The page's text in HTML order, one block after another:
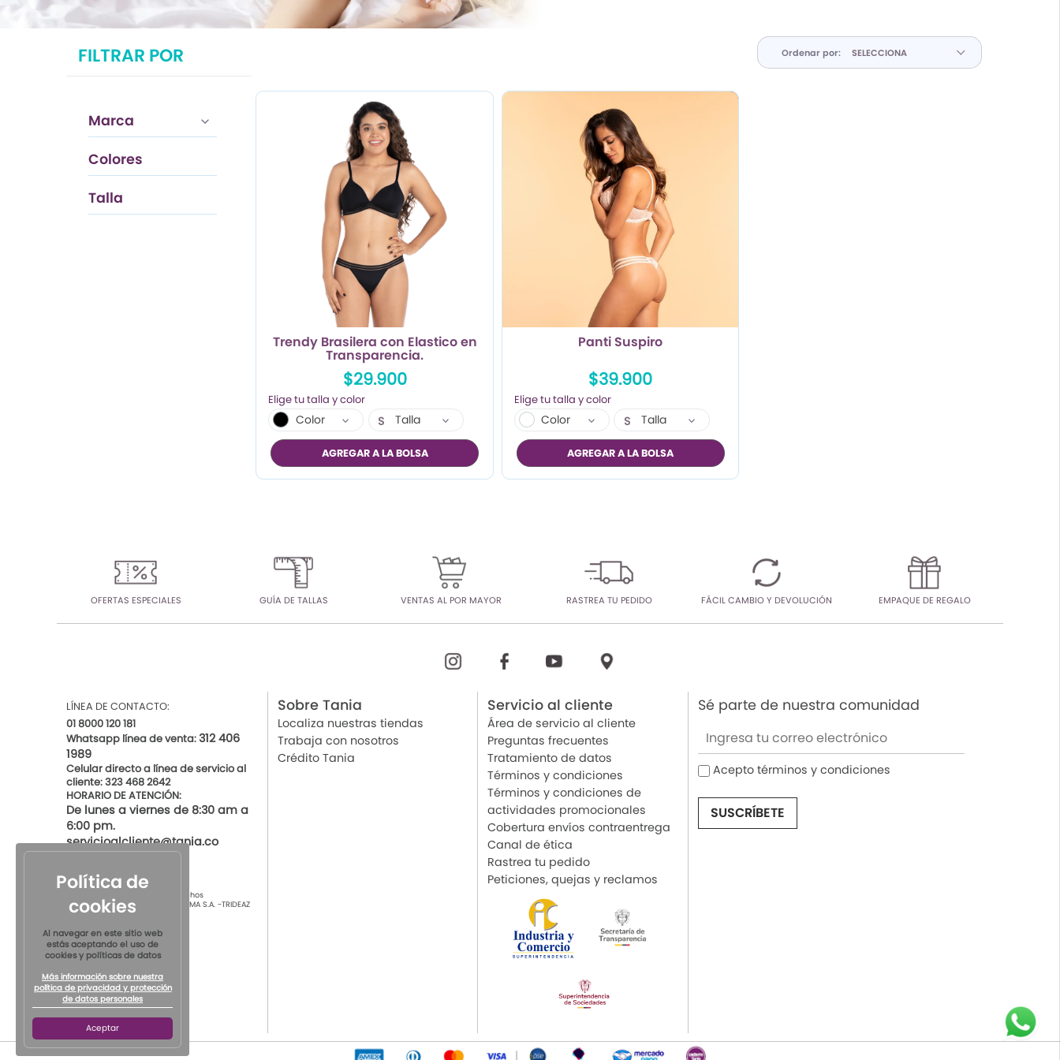
TRENDY PROMO
FILTRAR POR Ordenar por:
Marca
Colores
Rojo Oscuro
Talla
Trendy Brasilera con Elastico en
Transparencia.
$29.900
Color
S
M
L
Talla
AGREGAR A LA BOLSA
Panti Suspiro
$39.900
Color
S
M
L
Talla
AGREGAR A LA BOLSA
OFERTAS ESPECIALES GUÍA DE TALLAS VENTAS AL POR MAYOR RASTREA TU PEDIDO FÁCIL CAMBIO Y DEVOLUCIÓN EMPAQUE DE REGALO
LÍNEA DE CONTACTO:
01 8000 120 181
Whatsapp línea de venta:312 406
1989
Celular directo a línea de servicio al
cliente: 323 468 2642
HORARIO DE ATENCIÓN:
De lunes a viernes de 8:30 am a
6:00 pm.
servicioalcliente@tania.co
© 2021 por Tania Todos los derechos
ReservadosTIENDAS DE ROPA INTIMA S.A. -TRIDEAZ
S.A. Nit 890.901.218-4
Sobre Tania
Localiza nuestras tiendas
Trabaja con nosotros
Crédito Tania
Servicio al cliente
Área de servicio al cliente
Preguntas frecuentes
Tratamiento de datos
Términos y condiciones
Términos y condiciones de
actividades promocionales
Cobertura envíos contraentrega
Canal de ética
Rastrea tu pedido
Peticiones, quejas y reclamos
Sé parte de nuestra comunidad
Acepto términos y condiciones
Política de
cookies
Al navegar en este sitio web
estás aceptando el uso de
cookies y políticas de datos
Más información sobre nuestra
política de privacidad y protección
de datos personales
Aceptar